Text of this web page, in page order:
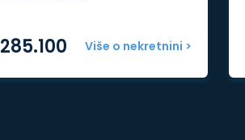
Više o nekretnini >
285.100